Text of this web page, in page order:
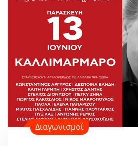
Διαγωνισμοί